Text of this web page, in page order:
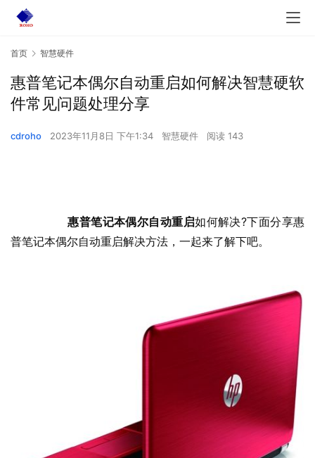
首页 智慧硬件
惠普笔记本偶尔自动重启如何解决智慧硬软
件常见问题处理分享
cdroho 2023年11月8日 下午1:34 智慧硬件 阅读 143
惠普笔记本偶尔自动重启如何解决?下面分享惠
普笔记本偶尔自动重启解决方法，一起来了解下吧。